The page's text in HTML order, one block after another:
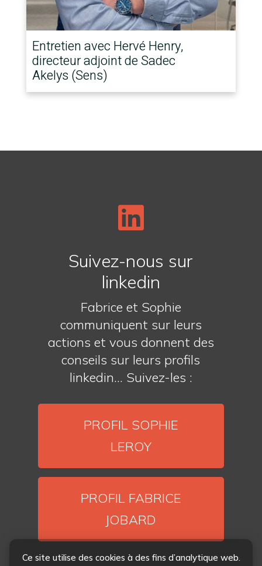
Ce site utilise des cookies à des fins d’analytique web.
Entretien avec Hervé Henry,
directeur adjoint de Sadec
Akelys (Sens)

Suivez-nous sur
linkedin
Fabrice et Sophie
communiquent sur leurs
actions et vous donnent des
conseils sur leurs profils
linkedin... Suivez-les :
PROFIL SOPHIE
LEROY
PROFIL FABRICE
JOBARD